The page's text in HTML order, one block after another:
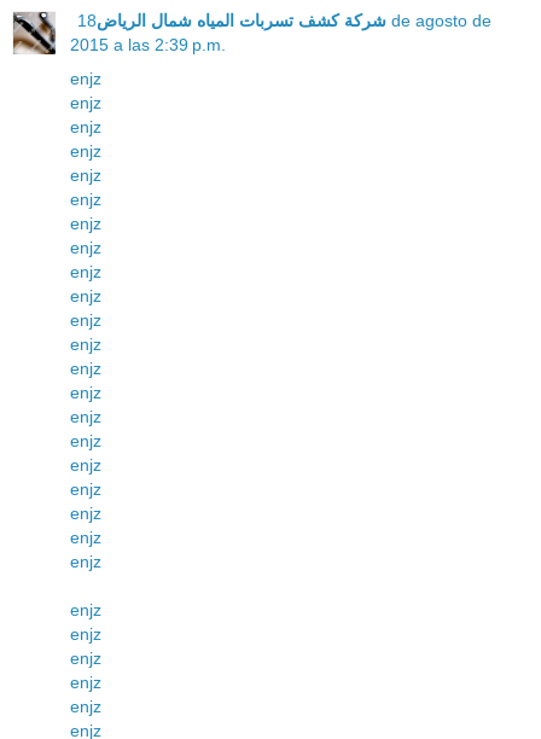
شركة كشف تسربات المياه شمال الرياض18 de agosto de
2015 a las 2:39 p.m.
enjz
enjz
enjz
enjz
enjz
enjz
enjz
enjz
enjz
enjz
enjz
enjz
enjz
enjz
enjz
enjz
enjz
enjz
enjz
enjz
enjz
enjz
enjz
enjz
enjz
enjz
enjz